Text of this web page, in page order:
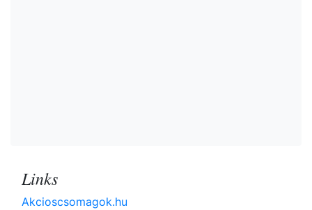
Links
Akcioscsomagok.hu